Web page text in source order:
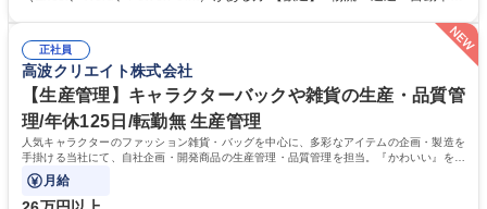
フラを支える責任とやりがいを実感できます。 ※勤務地は東京本社（六本
木ヒルズ）になります。 ※毎週土日しっかり休める週休2日制です。 募集
職種 【本社車両管理】土日祝休み/六本木ヒルズ勤務/働きやすさ◎
整・交渉力：社内外との調整により高度な調整・交渉力が養われます。■
コストマネジメント能力：整備工場からの修理費の見積もりを精査し、無
駄なコストを見極めるため、経営的視点での数字感覚が身につきます。■
期日・進捗管理能力：リース開始日や車検のタイミング等を管理し調整す
る力が身に付きます。 学歴・資格 学歴：大学院 大学 語学力： 資格：
正社員
高波クリエイト株式会社
【生産管理】キャラクターバックや雑貨の生産・品質管
理/年休125日/転勤無 生産管理
人気キャラクターのファッション雑貨・バッグを中心に、多彩なアイテムの企画・製造を
手掛ける当社にて、自社企画・開発商品の生産管理・品質管理を担当。『かわいい』を届
けるやりがいのあるポジションです。
月給